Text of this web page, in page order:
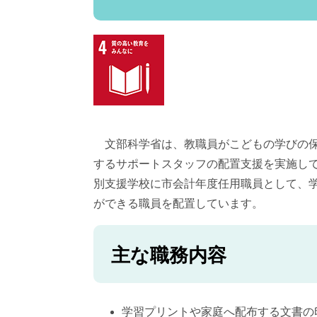
文部科学省は、教職員がこどもの学びの
するサポートスタッフの配置支援を実施し
別支援学校に市会計年度任用職員として、
ができる職員を配置しています。
主な職務内容​
学習プリントや家庭へ配布する文書